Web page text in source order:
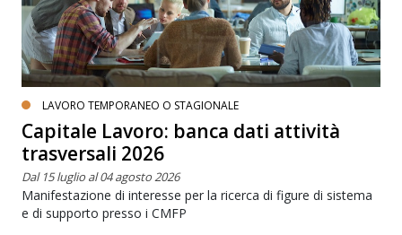
LAVORO TEMPORANEO O STAGIONALE
Capitale Lavoro: banca dati attività
trasversali 2026
Dal 15 luglio al 04 agosto 2026
Manifestazione di interesse per la ricerca di figure di sistema
e di supporto presso i CMFP